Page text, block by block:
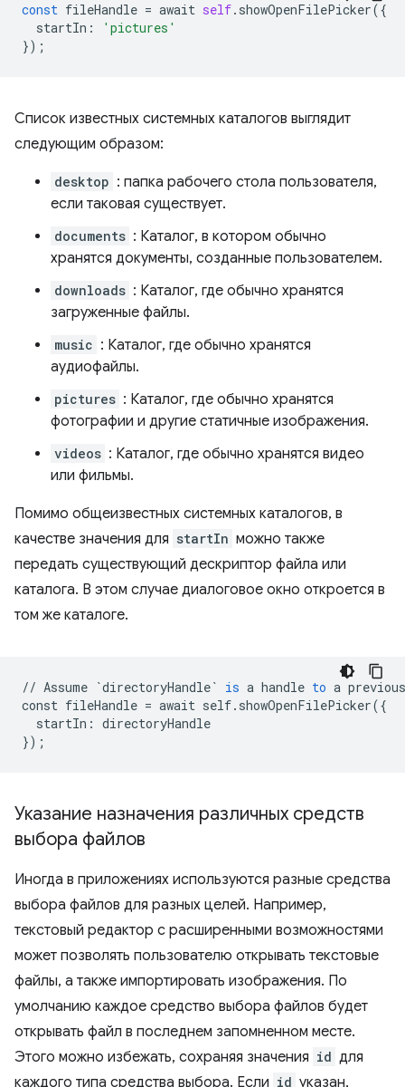
const fileHandle = await self. showOpenFilePicker({
startIn :
'pictures'
});
Список известных системных каталогов выглядит
следующим образом:
desktop : папка рабочего стола пользователя,
если таковая существует.
documents : Каталог, в котором обычно
хранятся документы, созданные пользователем.
downloads : Каталог, где обычно хранятся
загруженные файлы.
music : Каталог, где обычно хранятся
аудиофайлы.
pictures : Каталог, где обычно хранятся
фотографии и другие статичные изображения.
videos : Каталог, где обычно хранятся видео
или фильмы.
Помимо общеизвестных системных каталогов, в
качестве значения для startIn можно также
передать существующий дескриптор файла или
каталога. В этом случае диалоговое окно откроется в
том же каталоге.
// Assume `directoryHandle` is a handle to a
const fileHandle = await self. showOpenFilePicker({
startIn : directoryHandle
});
Указание назначения различных средств
выбора файлов
Иногда в приложениях используются разные средства
выбора файлов для разных целей. Например,
текстовый редактор с расширенными возможностями
может позволять пользователю открывать текстовые
файлы, а также импортировать изображения. По
умолчанию каждое средство выбора файлов будет
открывать файл в последнем запомненном месте.
Этого можно избежать, сохраняя значения id для
каждого типа средства выбора. Если id указан,